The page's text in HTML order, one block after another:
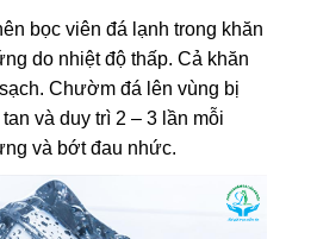
bọc viên đá lạnh trong khăn
do nhiệt độ thấp. Cả khăn
Chườm đá lên vùng bị
và duy trì 2 – 3 lần mỗi
và bớt đau nhức.